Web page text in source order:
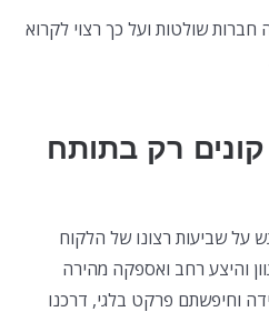
חברות שולטות ועל כך רצוי לקרוא
רק בתותח
על שביעות רצונו של הלקוח
והיצע רחב ואספקה מהירה
וחיפשתם פרקט בלגי, דרכנו